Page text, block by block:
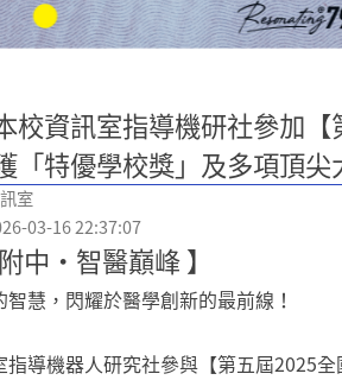
校資訊室指導機研社參加
「特優學校獎」及多項頂尖
室
03-16 22:37:07
中・智醫巔峰 】
智慧，閃耀於醫學創新的最前線！
指導機器人研究社參與【第五屆2025